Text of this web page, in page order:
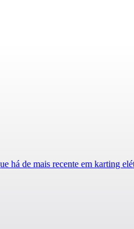
de mais recente em karting